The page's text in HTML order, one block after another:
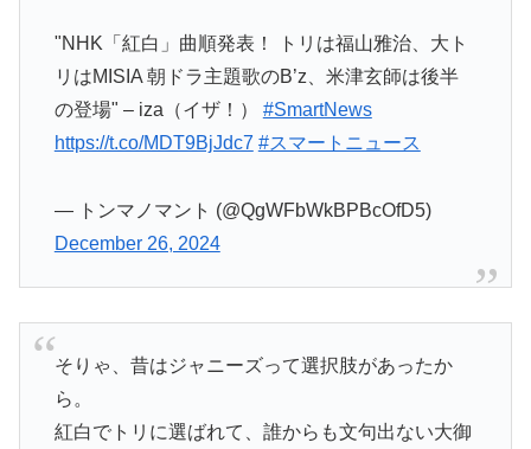
"NHK「紅白」曲順発表！ トリは福山雅治、大ト
リはMISIA 朝ドラ主題歌のB’z、米津玄師は後半
の登場" – iza（イザ！） #SmartNews
https://t.co/MDT9BjJdc7 #スマートニュース
— トンマノマント (@QgWFbWkBPBcOfD5)
December 26, 2024
そりゃ、昔はジャニーズって選択肢があったか
ら。
紅白でトリに選ばれて、誰からも文句出ない大御